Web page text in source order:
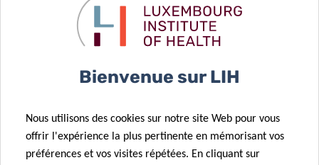
Andrea Riganti et 2 autres auteurs
Bienvenue sur LIH
Nous utilisons des cookies sur notre site Web pour vous
offrir l'expérience la plus pertinente en mémorisant vos
préférences et vos visites répétées. En cliquant sur